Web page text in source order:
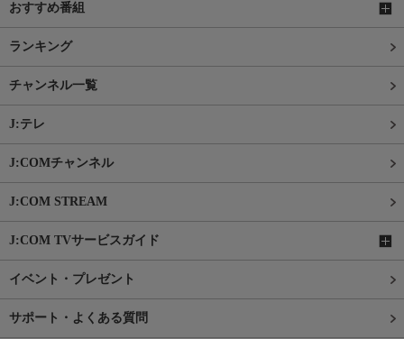
おすすめ番組
ランキング
チャンネル一覧
J:テレ
J:COMチャンネル
J:COM STREAM
J:COM TVサービスガイド
イベント・プレゼント
サポート・よくある質問